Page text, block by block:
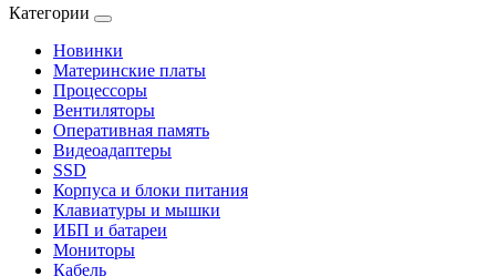
Категории
Новинки
Материнские платы
Процессоры
Вентиляторы
Оперативная память
Видеоадаптеры
SSD
Корпуса и блоки питания
Клавиатуры и мышки
ИБП и батареи
Мониторы
Кабель